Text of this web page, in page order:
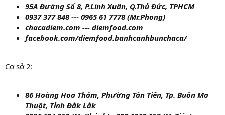
95A Đường Số 8, P.Linh Xuân, Q.Thủ Đức, TPHCM
0937 377 848 --- 0965 61 7778 (Mr.Phong)
chacadiem.com --- diemfood.com
facebook.com/diemfood.banhcanhbunchaca/
Cơ sở 2:
86 Hoàng Hoa Thám, Phường Tân Tiến, Tp. Buôn Ma
Thuột, Tỉnh Đắk Lắk